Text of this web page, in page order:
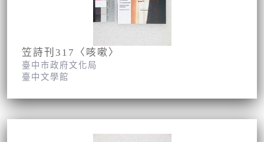
笠詩刊317〈咳嗽〉
臺中市政府文化局
臺中文學館